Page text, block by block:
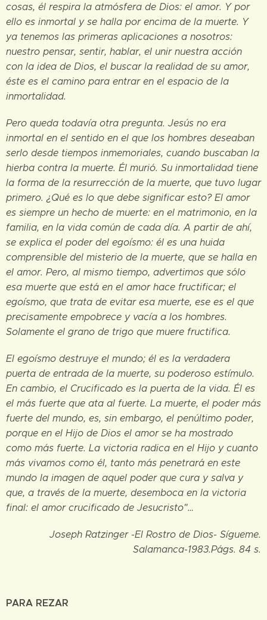
cosas, él respira la atmósfera de Dios: el amor. Y por
ello es inmortal y se halla por encima de la muerte. Y
ya tenemos las primeras aplicaciones a nosotros:
nuestro pensar, sentir, hablar, el unir nuestra acción
con la idea de Dios, el buscar la realidad de su amor,
éste es el camino para entrar en el espacio de la
inmortalidad.
Pero queda todavía otra pregunta. Jesús no era
inmortal en el sentido en el que los hombres deseaban
serlo desde tiempos inmemoriales, cuando buscaban la
hierba contra la muerte. Él murió. Su inmortalidad tiene
la forma de la resurrección de la muerte, que tuvo lugar
primero. ¿Qué es lo que debe significar esto? El amor
es siempre un hecho de muerte: en el matrimonio, en la
familia, en la vida común de cada día. A partir de ahí,
se explica el poder del egoísmo: él es una huida
comprensible del misterio de la muerte, que se halla en
el amor. Pero, al mismo tiempo, advertimos que sólo
esa muerte que está en el amor hace fructificar; el
egoísmo, que trata de evitar esa muerte, ese es el que
precisamente empobrece y vacía a los hombres.
Solamente el grano de trigo que muere fructifica.
El egoísmo destruye el mundo; él es la verdadera
puerta de entrada de la muerte, su poderoso estímulo.
En cambio, el Crucificado es la puerta de la vida. Él es
el más fuerte que ata al fuerte. La muerte, el poder más
fuerte del mundo, es, sin embargo, el penúltimo poder,
porque en el Hijo de Dios el amor se ha mostrado
como más fuerte. La victoria radica en el Hijo y cuanto
más vivamos como él, tanto más penetrará en este
mundo la imagen de aquel poder que cura y salva y
que, a través de la muerte, desemboca en la victoria
final: el amor crucificado de Jesucristo"…
Joseph Ratzinger -El Rostro de Dios- Sígueme.
Salamanca-1983.Págs. 84 s.
PARA REZAR